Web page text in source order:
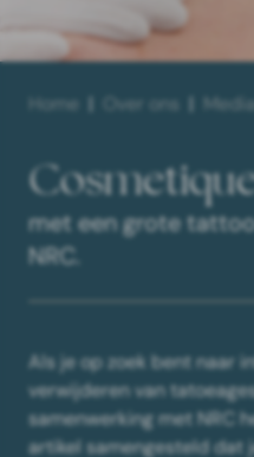
Home Over ons Media
met een grote
NRC.
Als je op zoek bent naar
verwijderen van
samenwerking met NRC
artikel samengesteld dat